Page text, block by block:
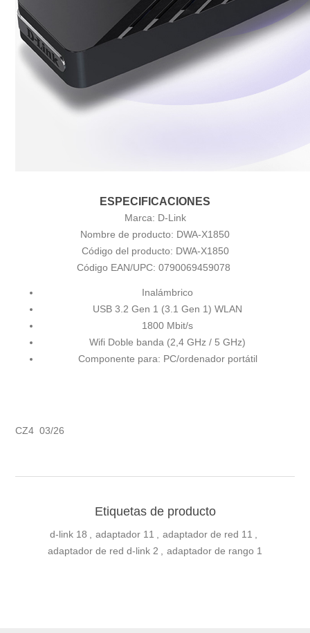
ESPECIFICACIONES
Marca: D-Link
Nombre de producto: DWA-X1850
Código del producto: DWA-X1850
Código EAN/UPC: 0790069459078
Inalámbrico
USB 3.2 Gen 1 (3.1 Gen 1) WLAN
1800 Mbit/s
Wifi Doble banda (2,4 GHz / 5 GHz)
Componente para: PC/ordenador portátil
CZ4 03/26
Etiquetas de producto
d-link 18 , adaptador 11 , adaptador de red 11 ,
adaptador de red d-link 2 , adaptador de rango 1